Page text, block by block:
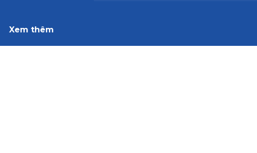
Xem thêm